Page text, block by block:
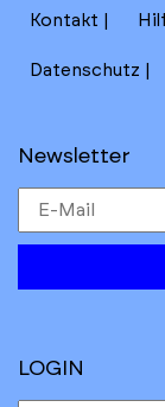
Kontakt
Datenschutz
Newsletter
LOGIN